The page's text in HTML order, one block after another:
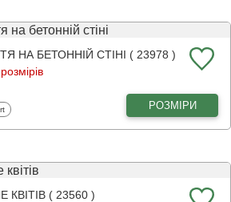
НА БЕТОННІЙ СТІНІ ( 23978 )
РОЗМІРИ
( 23560 )